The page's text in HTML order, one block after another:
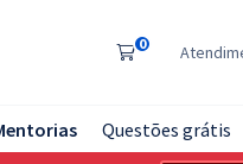
0
Questões grátis